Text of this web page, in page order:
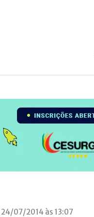
07/2014 às 13:07